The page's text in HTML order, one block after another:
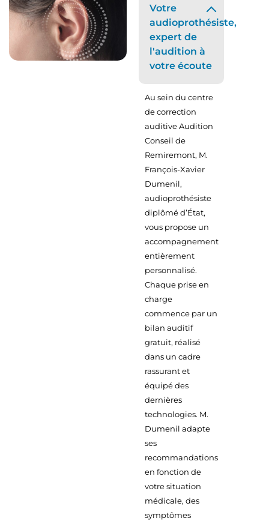
Votre
audioprothésiste,
expert de
l'audition à
votre écoute
Au sein du centre
de correction
auditive Audition
Conseil de
Remiremont, M.
François-Xavier
Dumenil,
audioprothésiste
diplômé d’État,
vous propose un
accompagnement
entièrement
personnalisé.
Chaque prise en
charge
commence par un
bilan auditif
gratuit, réalisé
dans un cadre
rassurant et
équipé des
dernières
technologies. M.
Dumenil adapte
ses
recommandations
en fonction de
votre situation
médicale, des
symptômes